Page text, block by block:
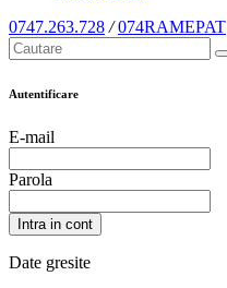
0747.263.728 / 074RAMEPAT
Autentificare
E-mail
Parola
Intra in cont
Date gresite